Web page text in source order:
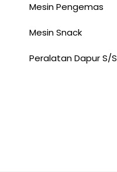
Mesin Pengemas
Mesin Snack
Peralatan Dapur S/S